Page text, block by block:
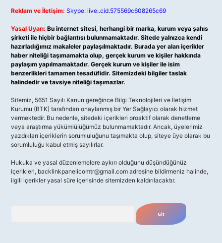
Reklam ve İletişim: Skype: live:.cid.575569c608265c69
Yasal Uyarı: Bu internet sitesi, herhangi bir marka, kurum veya şahıs
şirketi ile hiçbir bağlantısı bulunmamaktadır. Sitede yalnızca kendi
hazırladığımız makaleler paylaşılmaktadır. Burada yer alan içerikler
haber niteliği taşımamakta olup, gerçek kurum ve kişiler hakkında
paylaşım yapılmamaktadır. Gerçek kurum ve kişiler ile isim
benzerlikleri tamamen tesadüfidir. Sitemizdeki bilgiler taslak
halindedir ve tavsiye niteliği taşımazlar.
Sitemiz, 5651 Sayılı Kanun gereğince Bilgi Teknolojileri ve İletişim
Kurumu (BTK) tarafından onaylanmış bir Yer Sağlayıcı olarak hizmet
vermektedir. Bu nedenle, sitedeki içerikleri proaktif olarak denetleme
veya araştırma yükümlülüğümüz bulunmamaktadır. Ancak, üyelerimiz
yazdıkları içeriklerin sorumluluğunu taşımakta olup, siteye üye olarak bu
sorumluluğu kabul etmiş sayılırlar.
Hukuka ve yasal düzenlemelere aykırı olduğunu düşündüğünüz
içerikleri, backlinkpanelicomtr@gmail.com adresine bildirmeniz halinde,
ilgili içerikler yasal süre içerisinde sitemizden kaldırılacaktır.